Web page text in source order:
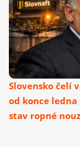
Slovensko čelí
od konce
stav ropné